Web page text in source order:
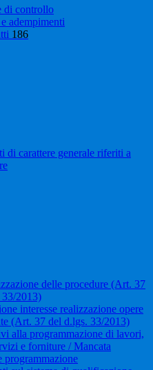
di controllo
adempimenti
186
di carattere generale riferiti a
delle procedure (Art. 37
2013)
interesse realizzazione opere
(Art. 37 del d.lgs. 33/2013)
alla programmazione di lavori,
e forniture / Mancata
programmazione